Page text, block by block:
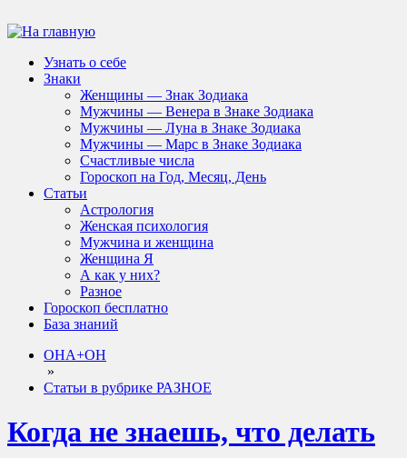
Узнать о себе
Знаки
Женщины — Знак Зодиака
Мужчины — Венера в Знаке Зодиака
Мужчины — Луна в Знаке Зодиака
Мужчины — Марс в Знаке Зодиака
Счастливые числа
Гороскоп на Год, Месяц, День
Статьи
Астрология
Женская психология
Мужчина и женщина
Женщина Я
А как у них?
Разное
Гороскоп бесплатно
База знаний
ОНА+ОН
»
Статьи в рубрике РАЗНОЕ
Когда не знаешь, что делать